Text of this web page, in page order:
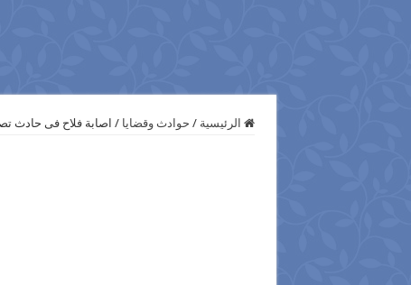
الرئيسية / حوادث وقضايا / اصابة فلاح فى حادث